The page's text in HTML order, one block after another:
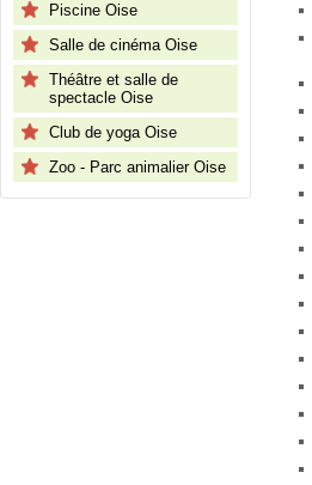
Piscine Oise
Salle de cinéma Oise
Théâtre et salle de
spectacle Oise
Club de yoga Oise
Zoo - Parc animalier Oise